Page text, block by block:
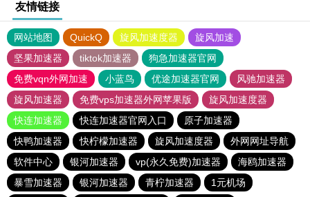
友情链接
网站地图 QuickQ 旋风加速度器
旋风加速
坚果加速器
tiktok加速器
狗急加速器官网
免费vqn外网加速
小蓝鸟 优途加速器官网
风驰加速器
旋风加速器
免费vps加速器外网苹果版
旋风加速度器
快连加速器
快连加速器官网入口
原子加速器
快鸭加速器
快柠檬加速器 旋风加速度器
外网网址导航
软件中心
银河加速器 vp(永久免费)加速器
海鸥加速器
暴雪加速器
银河加速器 青柠加速器
1元机场